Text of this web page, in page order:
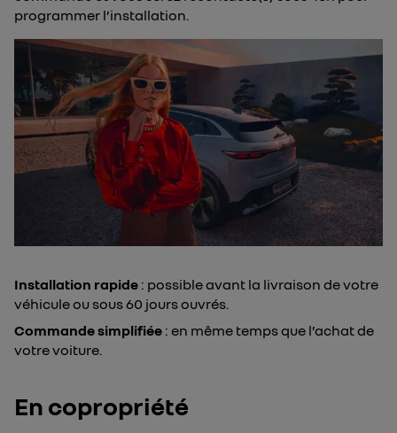
programmer l’installation.
Installation rapide : possible avant la livraison de votre
véhicule ou sous 60 jours ouvrés.
Commande simplifiée : ​en même temps que l’achat de
votre voiture.
En copropriété